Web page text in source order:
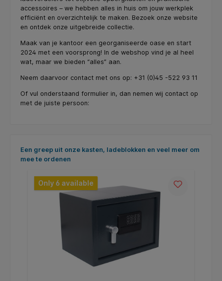
accessoires – we hebben alles in huis om jouw werkplek
efficiënt en overzichtelijk te maken. Bezoek onze website
en ontdek onze uitgebreide collectie.
Maak van je kantoor een georganiseerde oase en start
2024 met een voorsprong! In de webshop vind je al heel
wat, maar we bieden “alles” aan.
Neem daarvoor contact met ons op: +31 (0)45 -522 93 11
Of vul onderstaand formulier in, dan nemen wij contact op
met de juiste persoon:
Skip product gallery
Een greep uit onze kasten, ladeblokken en veel meer om
mee te ordenen
Only 6 available